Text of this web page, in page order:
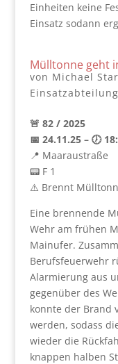
Einheiten keine
Einsatz sodann
Mülltonne geht
von Michael
Einsatzabteilung
🚨 82 / 2025
📅 24.11.25 – 🕖
📍 Maaraustraße
📟 F 1
⚠️ Brennt
Eine brennende
Wehr am frühen
Mainufer.
Berufsfeuerwehr
Alarmierung aus
gegenüber des
konnte der Brand
werden, sodass
wieder die
knappen halben